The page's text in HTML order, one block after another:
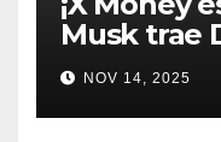
Musk trae
mundo de
#Dogecoin
NOV 14, 2025